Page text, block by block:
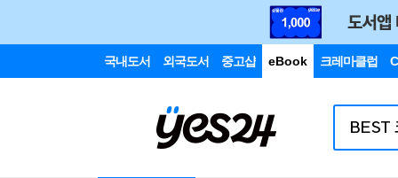
국내도서 외국도서 중고샵 eBook 크레마클럽